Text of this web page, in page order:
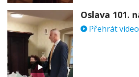
Přehrát video